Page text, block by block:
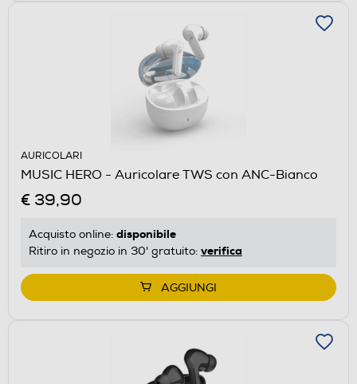
AURICOLARI
MUSIC HERO - Auricolare TWS con ANC-Bianco
€ 39,90
Acquisto online: disponibile
Ritiro in negozio in 30' gratuito: verifica
AGGIUNGI